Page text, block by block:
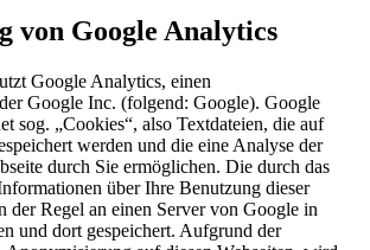
von Google Analytics
Google Analytics, einen
Google Inc. (folgend: Google). Google
sog. „Cookies“, also Textdateien, die auf
werden und die eine Analyse der
durch Sie ermöglichen. Die durch das
über Ihre Benutzung dieser
der Regel an einen Server von Google in
und dort gespeichert. Aufgrund der